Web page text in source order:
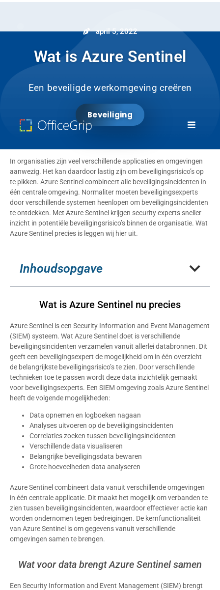
april 5, 2022
Wat is Azure Sentinel
Een beveiligde werkomgeving creëren
Beveiliging
In organisaties zijn veel verschillende applicaties en omgevingen
aanwezig. Het kan daardoor lastig zijn om beveiligingsrisico’s op
te pikken. Azure Sentinel combineert alle beveiligingsincidenten in
één centrale omgeving. Normaliter moeten beveiligingsexperts
door verschillende systemen heenlopen om beveiligingsincidenten
te ontdekken. Met Azure Sentinel krijgen security experts sneller
inzicht in potentiële beveiligingsrisico’s binnen de organisatie. Wat
Azure Sentinel precies is leggen wij hier uit.
Inhoudsopgave
Wat is Azure Sentinel nu precies
Azure Sentinel is een Security Information and Event Management
(SIEM) systeem. Wat Azure Sentinel doet is verschillende
beveiligingsincidenten verzamelen vanuit allerlei databronnen. Dit
geeft een beveiligingsexpert de mogelijkheid om in één overzicht
de belangrijkste beveiligingsrisico’s te zien. Door verschillende
technieken toe te passen wordt deze data inzichtelijk gemaakt
voor beveiligingsexperts. Een SIEM omgeving zoals Azure Sentinel
heeft de volgende mogelijkheden:
Data opnemen en logboeken nagaan
Analyses uitvoeren op de beveiligingsincidenten
Correlaties zoeken tussen beveiligingsincidenten
Verschillende data visualiseren
Belangrijke beveiligingsdata bewaren
Grote hoeveelheden data analyseren
Azure Sentinel combineert data vanuit verschillende omgevingen
in één centrale applicatie. Dit maakt het mogelijk om verbanden te
zien tussen beveiligingsincidenten, waardoor effectiever actie kan
worden ondernomen tegen bedreigingen. De kernfunctionaliteit
van Azure Sentinel is om gegevens vanuit verschillende
omgevingen samen te brengen.
Wat voor data brengt Azure Sentinel samen
Een Security Information and Event Management (SIEM) brengt